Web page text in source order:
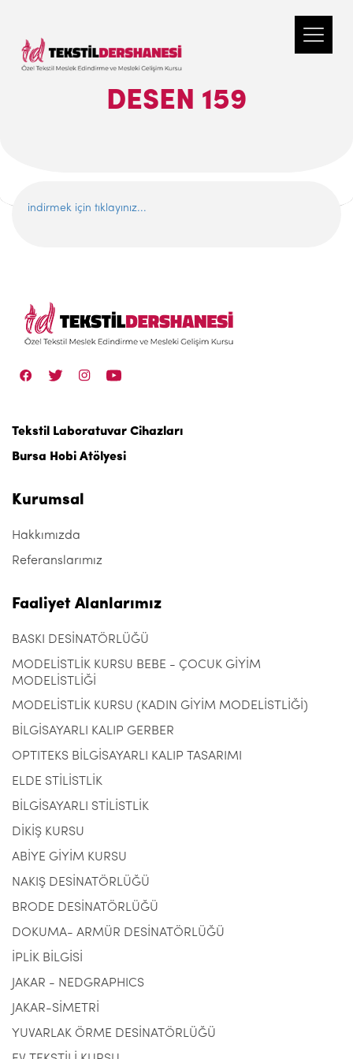
DESEN 159
indirmek için tıklayınız...
Tekstil Laboratuvar Cihazları
Bursa Hobi Atölyesi
Kurumsal
Hakkımızda
Referanslarımız
Faaliyet Alanlarımız
BASKI DESİNATÖRLÜĞÜ
MODELİSTLİK KURSU BEBE - ÇOCUK GİYİM
MODELİSTLİĞİ
MODELİSTLİK KURSU (KADIN GİYİM MODELİSTLİĞİ)
BİLGİSAYARLI KALIP GERBER
OPTITEKS BİLGİSAYARLI KALIP TASARIMI
ELDE STİLİSTLİK
BİLGİSAYARLI STİLİSTLİK
DİKİŞ KURSU
ABİYE GİYİM KURSU
NAKIŞ DESİNATÖRLÜĞÜ
BRODE DESİNATÖRLÜĞÜ
DOKUMA- ARMÜR DESİNATÖRLÜĞÜ
İPLİK BİLGİSİ
JAKAR - NEDGRAPHICS
JAKAR-SİMETRİ
YUVARLAK ÖRME DESİNATÖRLÜĞÜ